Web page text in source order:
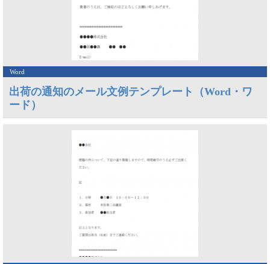
Word
出荷の通知のメール文例テンプレート（Word・ワ
ード）